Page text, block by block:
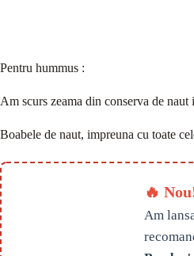
Pentru hummus :
Am scurs zeama din conserva de naut
Boabele de naut, impreuna cu toate
🔥
Am